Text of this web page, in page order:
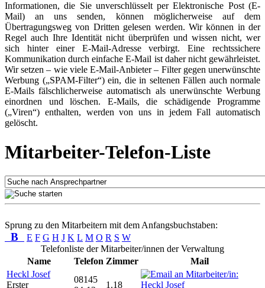
Informationen, die Sie unverschlüsselt per Elektronische Post (E-
Mail) an uns senden, können möglicherweise auf dem
Übertragungsweg von Dritten gelesen werden. Wir können in der
Regel auch Ihre Identität nicht überprüfen und wissen nicht, wer
sich hinter einer E-Mail-Adresse verbirgt. Eine rechtssichere
Kommunikation durch einfache E-Mail ist daher nicht gewährleistet.
Wir setzen – wie viele E-Mail-Anbieter – Filter gegen unerwünschte
Werbung („SPAM-Filter“) ein, die in seltenen Fällen auch normale
E-Mails fälschlicherweise automatisch als unerwünschte Werbung
einordnen und löschen. E-Mails, die schädigende Programme
(„Viren“) enthalten, werden von uns in jedem Fall automatisch
gelöscht.
Mitarbeiter-Telefon-Liste
Sprung zu den Mitarbeitern mit dem Anfangsbuchstaben:
B E F G H J K L M O R S W
Telefonliste der Mitarbeiter/innen der Verwaltung
Name
Telefon Zimmer
Mail
Heckl Josef
Erster
08145
1.18